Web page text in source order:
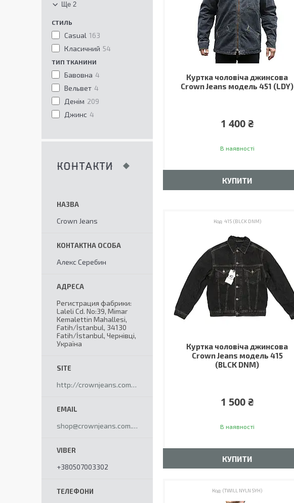
Куртка чоловіча джинсова
Crown Jeans модель 451 (LDY)
1 400 ₴
В наявності
КУПИТИ
415 (BLCK DNM)
Куртка чоловіча джинсова
Crown Jeans модель 415
(BLCK DNM)
1 500 ₴
В наявності
КУПИТИ
(TWILL NYLN SYH)
Ще 2
СТИЛЬ
Casual 163
Класичний 54
ТИП ТКАНИНИ
Бавовна 4
Вельвет 4
Денім 209
Джинс 4
КОНТАКТИ
Crown Jeans
Алекс Серебин
Регистрация фабрики:
Laleli Cd. No:39, Mimar
Kemalettin Mahallesi,
Fatih/İstanbul, 34130
Fatih/İstanbul, Чернівці,
Україна
http://crownjeans.com.ua
shop@crownjeans.com.ua
+380507003302